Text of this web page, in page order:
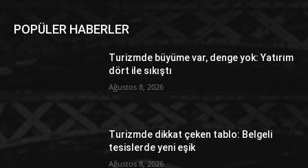
POPÜLER HABERLER
Turizmde büyüme var, denge yok: Yatırım
dört ile sıkıştı
Ağustos 8, 2026
Turizmde dikkat çeken tablo: Belgeli
tesislerde yeni eşik
Ağustos 8, 2026